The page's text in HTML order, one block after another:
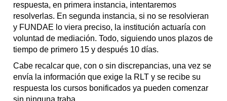
respuesta, en primera instancia, intentaremos
resolverlas. En segunda instancia, si no se resolvieran
y FUNDAE lo viera preciso, la institución actuaría con
voluntad de mediación. Todo, siguiendo unos plazos de
tiempo de primero 15 y después 10 días.
Cabe recalcar que, con o sin discrepancias, una vez se
envía la información que exige la RLT y se recibe su
respuesta los cursos bonificados ya pueden comenzar